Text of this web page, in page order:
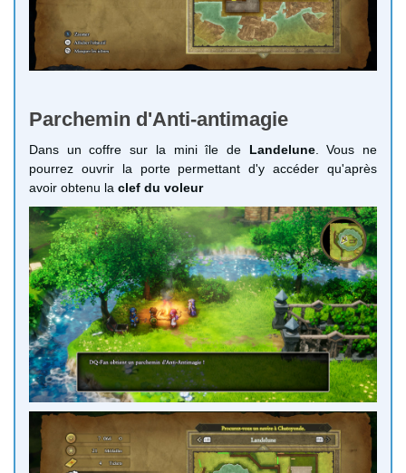
Parchemin d'Anti-antimagie
Dans un coffre sur la mini île de Landelune. Vous ne
pourrez ouvrir la porte permettant d'y accéder qu'après
avoir obtenu la clef du voleur